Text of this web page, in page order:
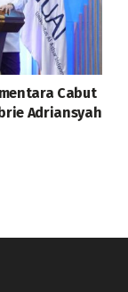
Cabut
Adriansyah